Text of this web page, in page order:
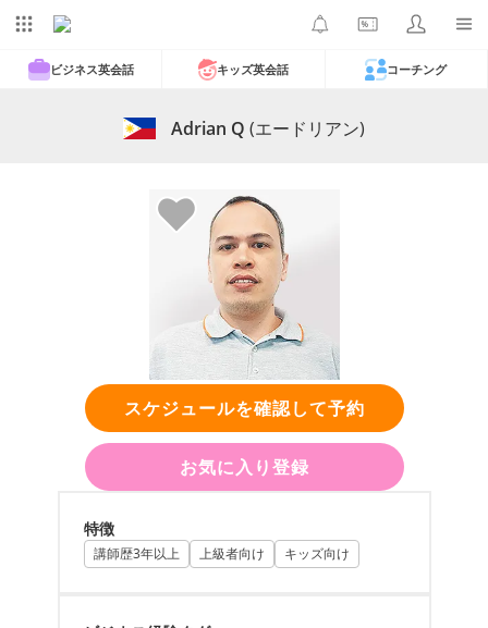
ビジネス英会話 キッズ英会話 コーチング
Adrian Q (エードリアン)
スケジュールを確認して予約
お気に入り登録
特徴
講師歴3年以上 上級者向け キッズ向け